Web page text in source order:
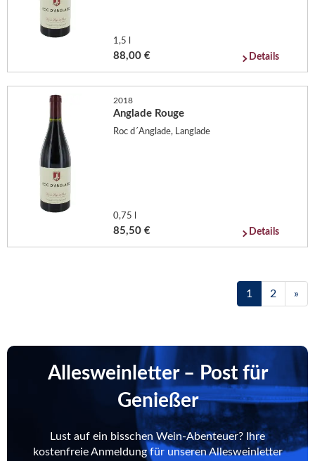
1,5 l
88,00 € Details
2018
Anglade Rouge
Roc d´Anglade, Langlade
0,75 l
85,50 € Details
1 2 »
Allesweinletter – Post für
Genießer
Lust auf ein bisschen Wein-Abenteuer? Ihre
kostenfreie Anmeldung für unseren Allesweinletter